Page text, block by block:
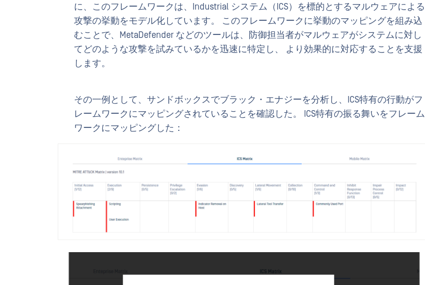
に、このフレームワークは、Industrial システム（ICS）を標的とするマルウェアによる
攻撃の挙動をモデル化しています。 このフレームワークに挙動のマッピングを組み込
むことで、MetaDefender などのツールは、防御担当者がマルウェアがシステムに対し
てどのような攻撃を試みているかを迅速に特定し、 より効果的に対応することを支援
します。
その一例として、サンドボックスでブラック・エナジーを分析し、ICS特有の行動がフ
レームワークにマッピングされていることを確認した。 ICS特有の振る舞いをフレーム
ワークにマッピングした：